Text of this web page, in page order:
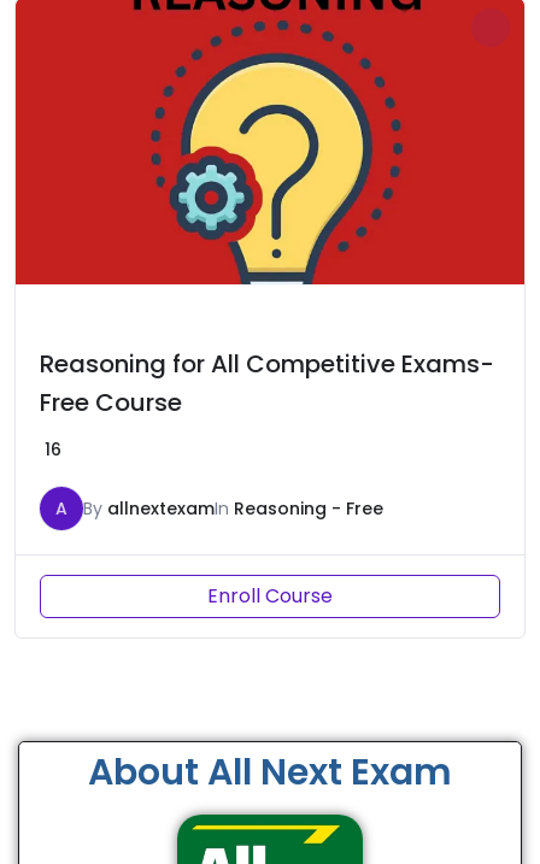
Reasoning for All Competitive Exams-
Free Course
16
A By allnextexamIn Reasoning - Free
Enroll Course
About All Next Exam